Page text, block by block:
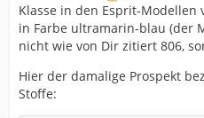
Klasse in den Esprit-
in Farbe ultramarin-blau (der
nicht wie von Dir zitiert 806,
Hier der damalige Prospekt
Stoffe: